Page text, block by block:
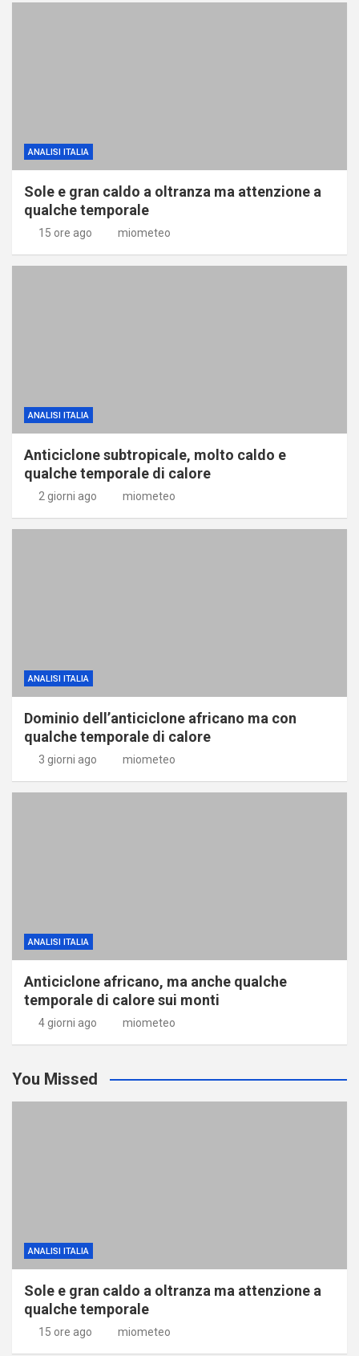
ANALISI ITALIA
Sole e gran caldo a oltranza ma attenzione a
qualche temporale
15 ore ago miometeo
ANALISI ITALIA
Anticiclone subtropicale, molto caldo e
qualche temporale di calore
2 giorni ago miometeo
ANALISI ITALIA
Dominio dell’anticiclone africano ma con
qualche temporale di calore
3 giorni ago miometeo
ANALISI ITALIA
Anticiclone africano, ma anche qualche
temporale di calore sui monti
4 giorni ago miometeo
You Missed
ANALISI ITALIA
Sole e gran caldo a oltranza ma attenzione a
qualche temporale
15 ore ago miometeo